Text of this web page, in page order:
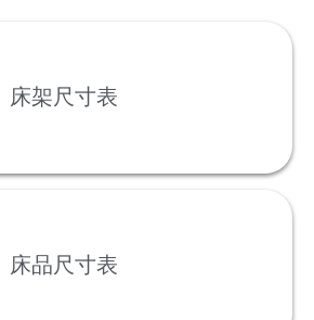
床架尺寸表
床品尺寸表